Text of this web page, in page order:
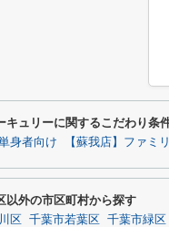
キュリーに関するこだわり条
身者向け 【蘇我店】ファミ
以外の市区町村から探す
区 千葉市若葉区 千葉市緑区